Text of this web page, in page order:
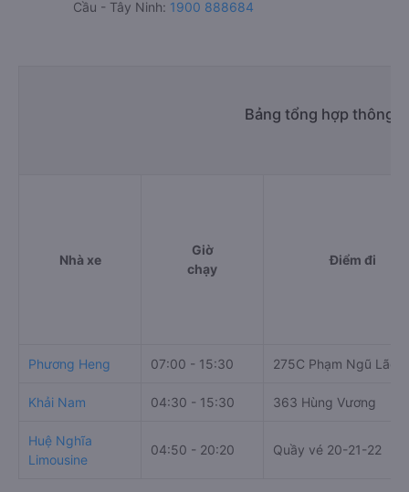
Cầu - Tây Ninh: 1900 888684
Bảng tổng hợp thông
Nhà xe
Giờ
chạy
Điểm đi
Phương Heng 07:00 - 15:30 275C Phạm Ngũ Lão
Khải Nam 04:30 - 15:30 363 Hùng Vương
Huệ Nghĩa
Limousine
04:50 - 20:20 Quầy vé 20-21-22